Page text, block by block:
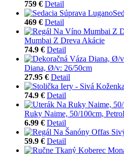
759 € Detail
469 € Detail
Mumbai Z Dreva Akácie
74.9 € Detail
Diana, Ø/v: 26/50cm
27.95 € Detail
74.9 € Detail
Ruky Naime, 50/100cm,
6.99 € Detail
59.9 € Detail